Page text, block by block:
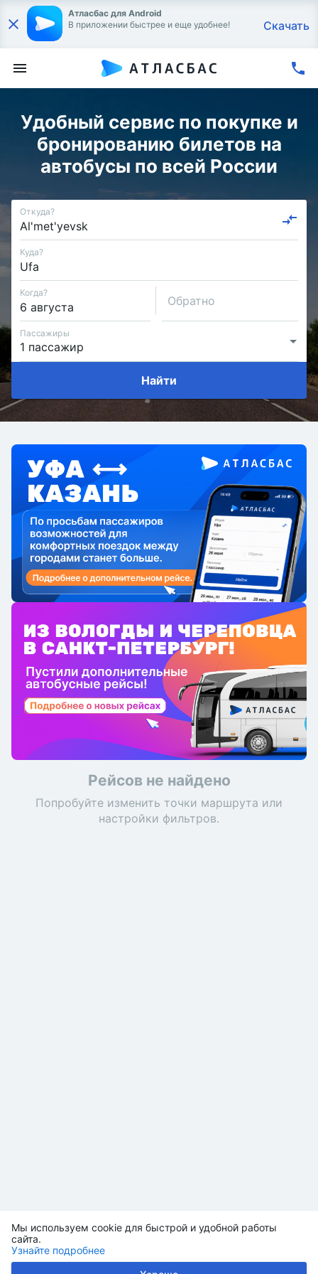
Мы используем cookie для быстрой и удобной работы
сайта.
Узнайте подробнее
Атласбас для Android
В приложении быстрее и еще удобнее!
Скачать
Удобный сервис по покупке и
бронированию билетов на
автобусы по всей России
Откуда?
Куда?
Когда?
Обратно
Пассажиры
Найти
Рейсов не найдено
Попробуйте изменить точки маршрута или
настройки фильтров.